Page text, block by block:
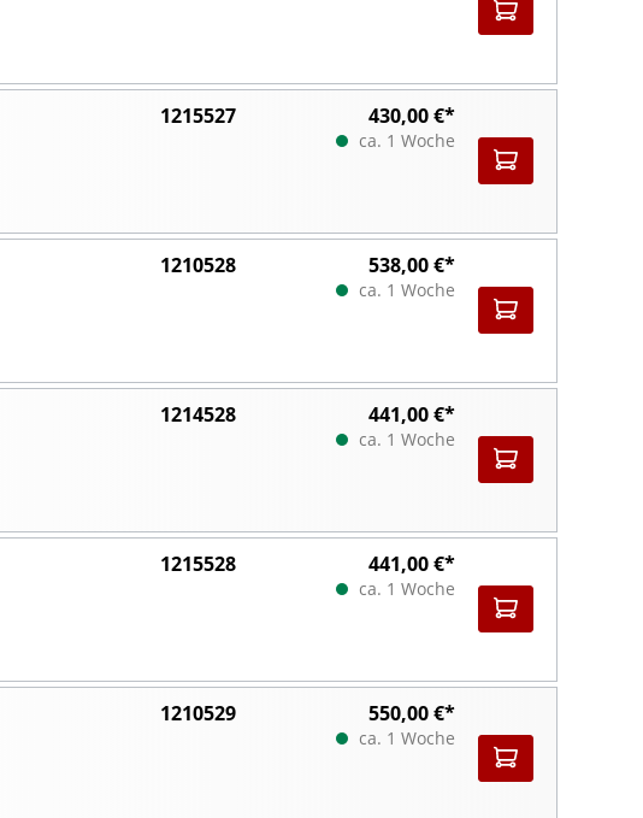
1215527 430,00 €*
ca. 1 Woche
1210528 538,00 €*
ca. 1 Woche
1214528 441,00 €*
ca. 1 Woche
1215528 441,00 €*
ca. 1 Woche
1210529 550,00 €*
ca. 1 Woche